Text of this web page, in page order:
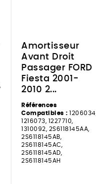
Amortisseur
Avant Droit
Passager FORD
Fiesta 2001-
2010 2...
Références
Compatibles : 1206034,
1216073, 1227710,
1310092, 2S6118145AA,
2S6118145AB,
2S6118145AC,
2S6118145AD,
2S6118145AH